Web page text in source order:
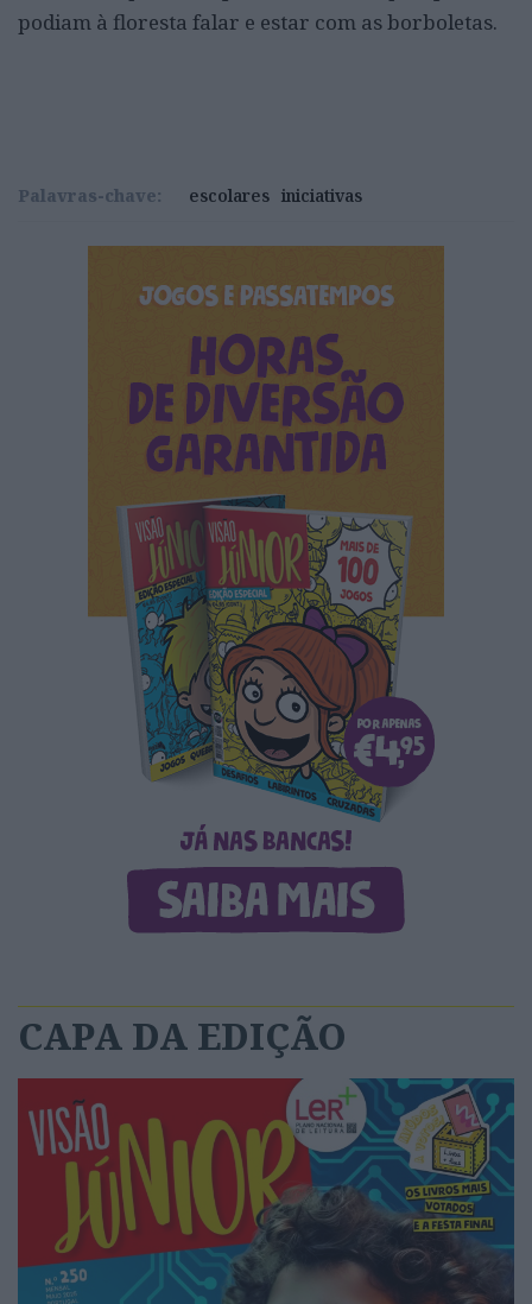
podiam à floresta falar e estar com as borboletas.
Palavras-chave: escolares iniciativas
CAPA DA EDIÇÃO